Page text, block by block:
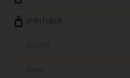
SPIRITUEUX